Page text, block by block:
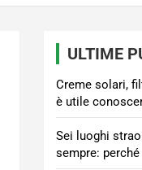
ULTIME
Creme solari,
è utile
Sei luoghi
sempre: